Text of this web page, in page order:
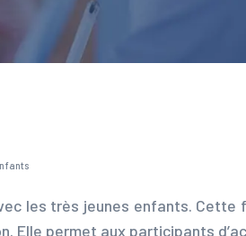
les très jeunes enfants.
Elle permet aux participants